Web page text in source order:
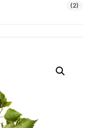
(2)